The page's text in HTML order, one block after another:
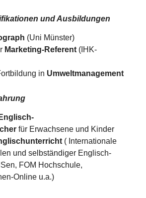
und Ausbildungen
(Uni Münster)
Marketing-Referent(IHK-
in Umweltmanagement
für Erwachsene und Kinder
( Internationale
und selbständiger Englisch-
FOM Hochschule,
Online u.a.)